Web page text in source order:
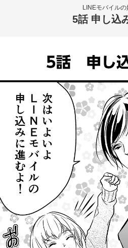
LINEモバイルの
5話 申し込